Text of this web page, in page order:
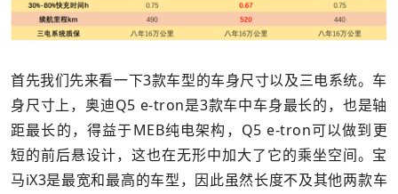
首先我们先来看一下3款车型的车身尺寸以及三电系统。车
身尺寸上，奥迪Q5 e-tron是3款车中车身最长的，也是轴
距最长的，得益于MEB纯电架构，Q5 e-tron可以做到更
短的前后悬设计，这也在无形中加大了它的乘坐空间。宝
马iX3是最宽和最高的车型，因此虽然长度不及其他两款车